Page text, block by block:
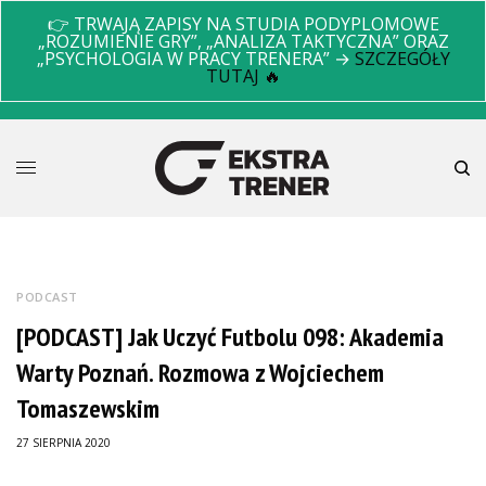
👉 TRWAJĄ ZAPISY NA STUDIA PODYPLOMOWE
„ROZUMIENIE GRY”, „ANALIZA TAKTYCZNA” ORAZ
„PSYCHOLOGIA W PRACY TRENERA” → SZCZEGÓŁY
TUTAJ 🔥
PODCAST
[PODCAST] Jak Uczyć Futbolu 098: Akademia
Warty Poznań. Rozmowa z Wojciechem
Tomaszewskim
27 SIERPNIA 2020